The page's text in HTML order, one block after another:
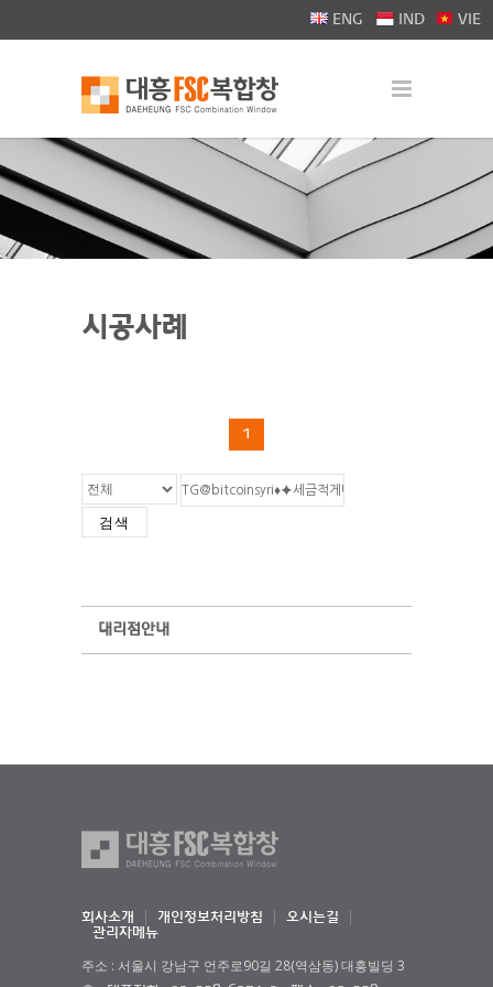
ENG IND VIE
시공사례
1
검색
대리점안내
회사소개 개인정보처리방침
오시는길
관리자메뉴
주소 : 서울시 강남구 언주로90길 28(역삼동) 대흥빌딩 3